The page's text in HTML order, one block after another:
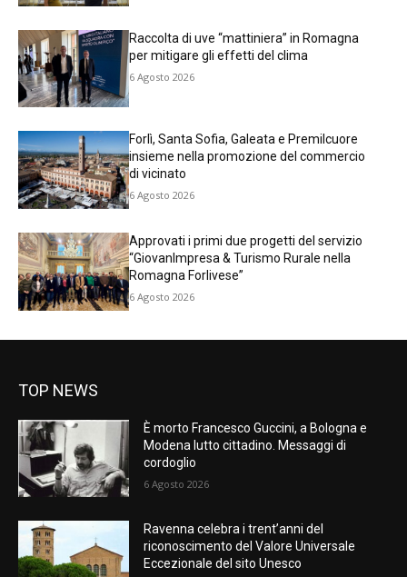
Raccolta di uve “mattiniera” in Romagna
per mitigare gli effetti del clima
6 Agosto 2026
Forlì, Santa Sofia, Galeata e Premilcuore
insieme nella promozione del commercio
di vicinato
6 Agosto 2026
Approvati i primi due progetti del servizio
“GiovanImpresa & Turismo Rurale nella
Romagna Forlivese”
6 Agosto 2026
TOP NEWS
È morto Francesco Guccini, a Bologna e
Modena lutto cittadino. Messaggi di
cordoglio
6 Agosto 2026
Ravenna celebra i trent’anni del
riconoscimento del Valore Universale
Eccezionale del sito Unesco